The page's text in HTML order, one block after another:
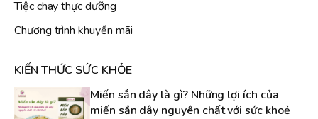
Tiệc chay thực dưỡng
Chương trình khuyến mãi
KIẾN THỨC SỨC KHỎE
Miến sắn dây là gì? Những lợi ích của
miến sắn dây nguyên chất với sức khoẻ